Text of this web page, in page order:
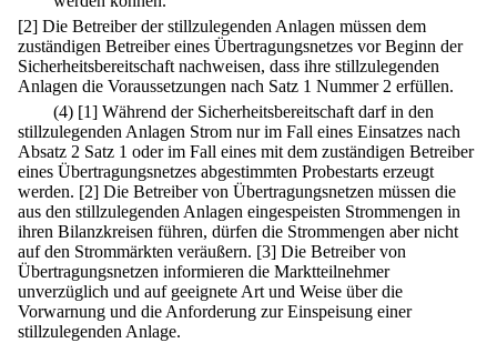
[2] Die Betreiber der stillzulegenden Anlagen müssen dem
zuständigen Betreiber eines Übertragungsnetzes vor Beginn der
Sicherheitsbereitschaft nachweisen, dass ihre stillzulegenden
Anlagen die Voraussetzungen nach Satz 1 Nummer 2 erfüllen.
(4) [1] Während der Sicherheitsbereitschaft darf in den
stillzulegenden Anlagen Strom nur im Fall eines Einsatzes nach
Absatz 2 Satz 1 oder im Fall eines mit dem zuständigen Betreiber
eines Übertragungsnetzes abgestimmten Probestarts erzeugt
werden. [2] Die Betreiber von Übertragungsnetzen müssen die
aus den stillzulegenden Anlagen eingespeisten Strommengen in
ihren Bilanzkreisen führen, dürfen die Strommengen aber nicht
auf den Strommärkten veräußern. [3] Die Betreiber von
Übertragungsnetzen informieren die Marktteilnehmer
unverzüglich und auf geeignete Art und Weise über die
Vorwarnung und die Anforderung zur Einspeisung einer
stillzulegenden Anlage.